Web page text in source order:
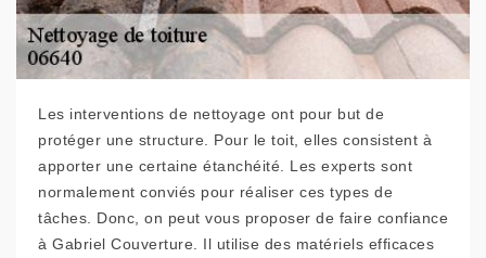
Les interventions de nettoyage ont pour but de
protéger une structure. Pour le toit, elles consistent à
apporter une certaine étanchéité. Les experts sont
normalement conviés pour réaliser ces types de
tâches. Donc, on peut vous proposer de faire confiance
à Gabriel Couverture. Il utilise des matériels efficaces